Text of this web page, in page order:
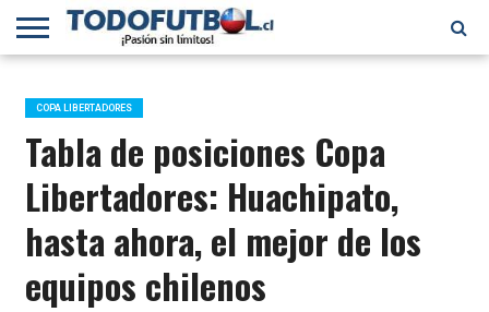
PRIMERA
B
SELECCIÓN
CHILENA
CHILENOS
EN EL
MUNDO
FÚTBOL
INTERNACIONAL
COPA LIBERTADORES
Tabla de posiciones Copa
Libertadores: Huachipato,
hasta ahora, el mejor de los
equipos chilenos